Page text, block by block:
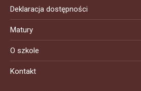
Deklaracja dostępności
Matury
O szkole
Kontakt